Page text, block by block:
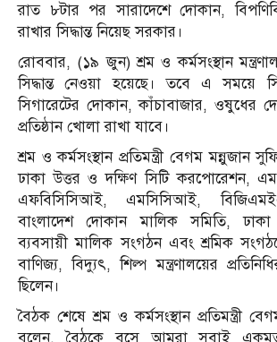
রাত ৮টার পর সারাদেশে দোকান,
রাখার সিদ্ধান্ত নিয়েছ সরকার।
রোববার, (১৯ জুন) শ্রম ও কর্মসংস্থান
সিদ্ধান্ত নেওয়া হয়েছে। তবে এ সময়ে
সিগারেটের দোকান, কাঁচাবাজার, ওষুধের
প্রতিষ্ঠান খোলা রাখা যাবে।
শ্রম ও কর্মসংস্থান প্রতিমন্ত্রী বেগম মন্নুজান
ঢাকা উত্তর ও দক্ষিণ সিটি করপোরেশন,
এফবিসিসিআই, এমসিসিআই,
বাংলাদেশ দোকান মালিক সমিতি, ঢাকা
ব্যবসায়ী মালিক সংগঠন এবং শ্রমিক
বাণিজ্য, বিদ্যুৎ, শিল্প মন্ত্রণালয়ের
ছিলেন।
বৈঠক শেষে শ্রম ও কর্মসংস্থান প্রতিমন্ত্রী
বলেন, বৈঠকে বসে আমরা সবাই